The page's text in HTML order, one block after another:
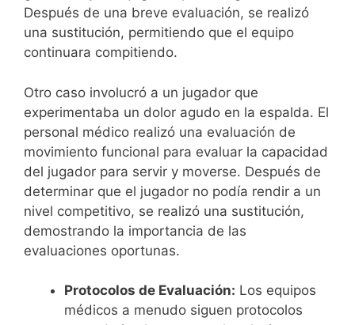
Después de una breve evaluación, se realizó
una sustitución, permitiendo que el equipo
continuara compitiendo.
Otro caso involucró a un jugador que
experimentaba un dolor agudo en la espalda. El
personal médico realizó una evaluación de
movimiento funcional para evaluar la capacidad
del jugador para servir y moverse. Después de
determinar que el jugador no podía rendir a un
nivel competitivo, se realizó una sustitución,
demostrando la importancia de las
evaluaciones oportunas.
Protocolos de Evaluación: Los equipos
médicos a menudo siguen protocolos